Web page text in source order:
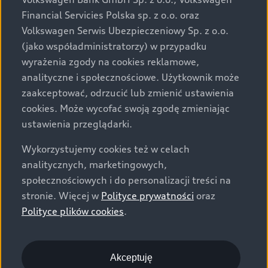
za dopłatą. Wiążące ustalenie ceny, wyposażenia i
specyfikacji pojazdu następują w umowie sprzedaży, a
określenie parametrów technicznych zawiera
świadectwo homologacji typu pojazdu. Zastrzegamy
sobie prawo do zmian i pomyłek. Wszelkie informacje
prezentowane na stronie są aktualne na dzień ich
zamieszczania. W celu uzyskania najnowszych
informacji prosimy kontaktować się z Partnerem Marki
Audi.
Wszystkie produkowane obecnie samochody marki Audi
są wykonywane z materiałów spełniających pod
względem możliwości odzysku i recyklingu wymagania
określone w normie ISO 22628 i są zgodne z
europejskimi świadectwami homologacji wydanymi wg
o.o. podlega obowiązkowi zapewnienia wszystkim
użytkownikom samochodów marki Volkswagen sieci
Financial Servicies Polska sp. z o.o. oraz
Volkswagen Serwis Ubezpieczeniowy Sp. z o.o.
(jako współadministratorzy) w przypadku
wyrażenia zgody na cookies reklamowe,
analityczne i społecznościowe. Użytkownik może
zaakceptować, odrzucić lub zmienić ustawienia
cookies. Może wycofać swoją zgodę zmieniając
ustawienia przeglądarki.
Wykorzystujemy cookies też w celach
analitycznych, marketingowych,
społecznościowych i do personalizacji treści na
stronie. Więcej w Polityce prywatności oraz
Polityce plików cookies.
Akceptuję